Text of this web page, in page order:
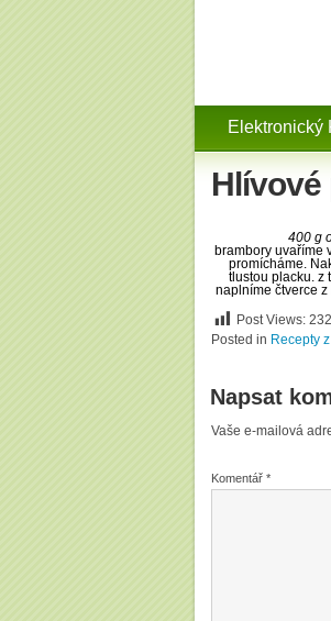
Elektronický
400 g
brambory uvaříme
promícháme.
tlustou placku. z
naplníme čtverce
Post Views: 232
Posted in Recepty
Napsat
Vaše e-mailová
Komentář *